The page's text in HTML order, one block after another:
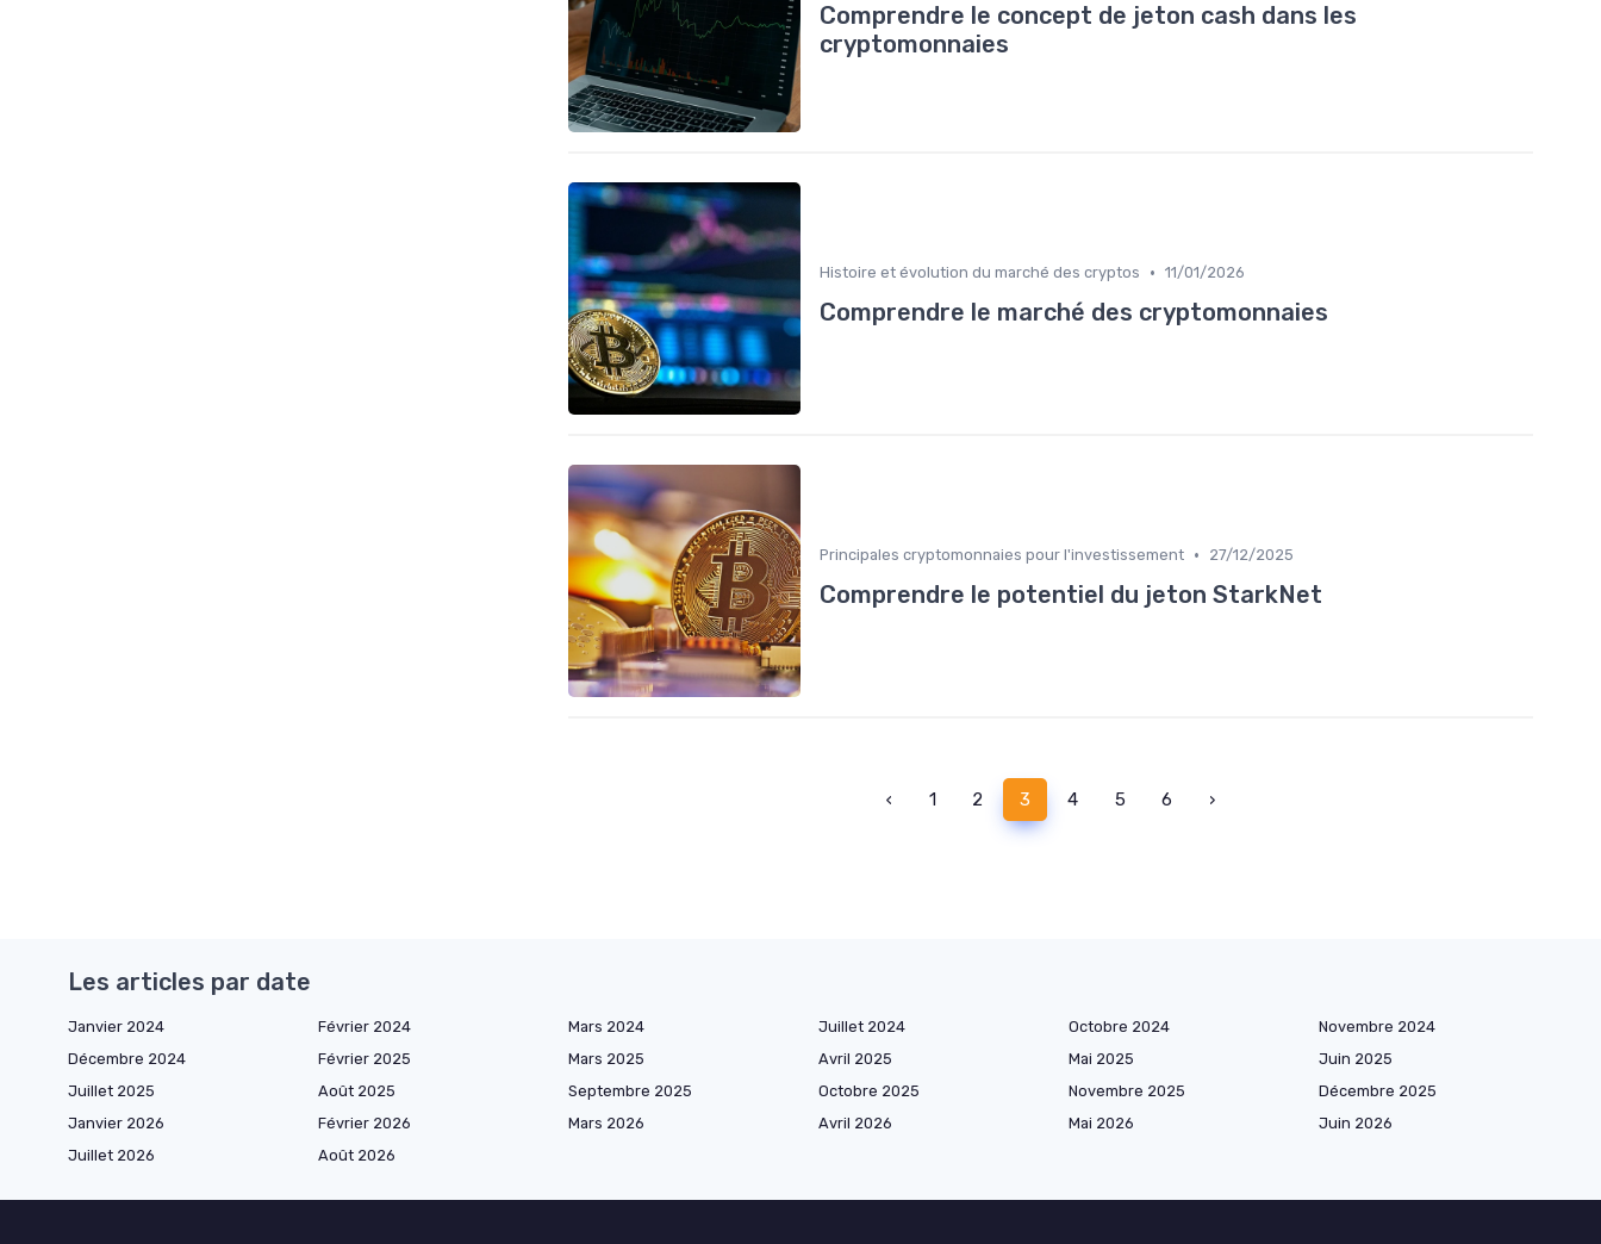
Comprendre le concept de jeton cash dans les
cryptomonnaies
Histoire et évolution du marché des cryptos • 11/01/2026
Comprendre le marché des cryptomonnaies
Principales cryptomonnaies pour l'investissement • 27/12/2025
Comprendre le potentiel du jeton StarkNet
‹ 1 2 3 4 5 6 ›
Les articles par date
Janvier 2024 Février 2024 Mars 2024 Juillet 2024 Octobre 2024
Novembre 2024
Décembre 2024
Février 2025 Mars 2025 Avril 2025 Mai 2025
Juin 2025
Juillet 2025
Août 2025 Septembre 2025 Octobre 2025 Novembre 2025
Décembre 2025
Janvier 2026
Février 2026 Mars 2026 Avril 2026 Mai 2026
Juin 2026
Juillet 2026
Août 2026